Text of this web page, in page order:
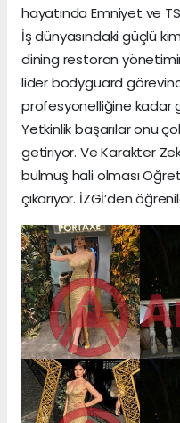
hayatında Emniyet ve
İş dünyasındaki güçlü
dining restoran
lider bodyguard
profesyonelliğine kadar
Yetkinlik başarılar onu
getiriyor. Ve Karakter
bulmuş hali olması
çıkarıyor. İZGİ’den